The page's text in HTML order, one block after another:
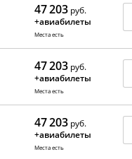
47 203 руб.
+авиабилеты
Места есть
47 203 руб.
+авиабилеты
Места есть
47 203 руб.
+авиабилеты
Места есть